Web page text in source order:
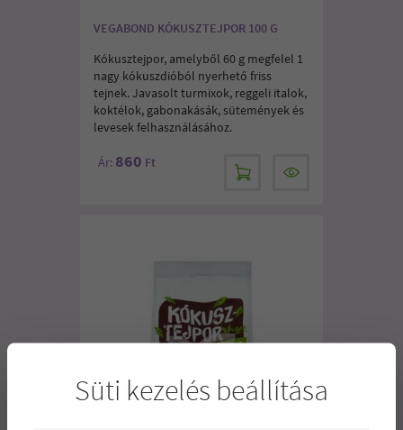
VEGABOND KÓKUSZTEJPOR 100 G
Kókusztejpor, amelyből 60 g megfelel 1
nagy kókuszdióból nyerhető friss
tejnek. Javasolt turmixok, reggeli italok,
koktélok, gabonakásák, sütemények és
levesek felhasználásához.
Ár: 860 Ft
Süti kezelés beállítása